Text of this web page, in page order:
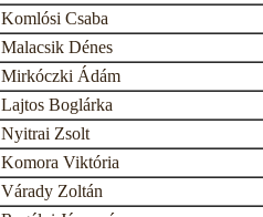
Komlósi Csaba
Malacsik Dénes
Mirkóczki Ádám
Lajtos Boglárka
Nyitrai Zsolt
Komora Viktória
Várady Zoltán